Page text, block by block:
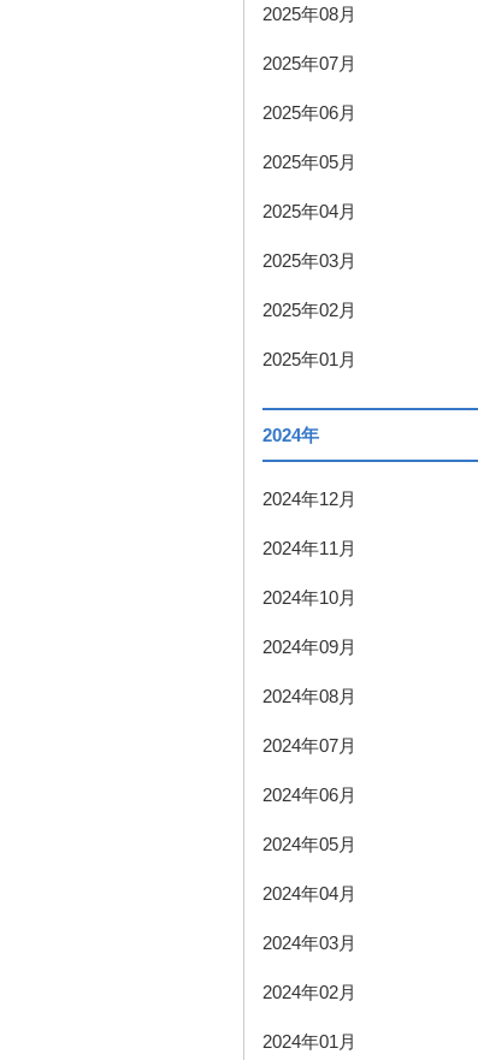
2025年08月
2025年07月
2025年06月
2025年05月
2025年04月
2025年03月
2025年02月
2025年01月
2024年
2024年12月
2024年11月
2024年10月
2024年09月
2024年08月
2024年07月
2024年06月
2024年05月
2024年04月
2024年03月
2024年02月
2024年01月